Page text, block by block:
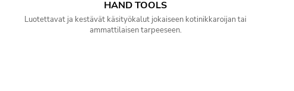
HAND TOOLS
Luotettavat ja kestävät käsityökalut jokaiseen kotinikkaroijan tai
ammattilaisen tarpeeseen.